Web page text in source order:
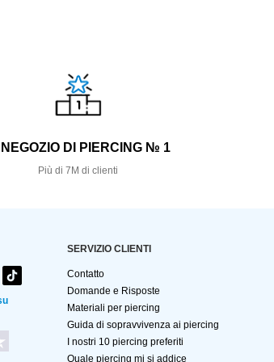
NEGOZIO DI PIERCING № 1
Più di 7M di clienti
SERVIZIO CLIENTI
Contatto
Domande e Risposte
Materiali per piercing
Guida di sopravvivenza ai piercing
I nostri 10 piercing preferiti
Quale piercing mi si addice